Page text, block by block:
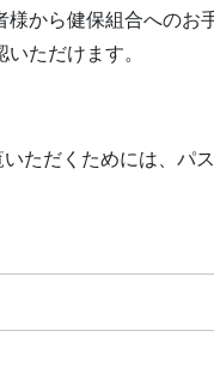
様から健保組合へのお
ただけます。
ただくためには、パ